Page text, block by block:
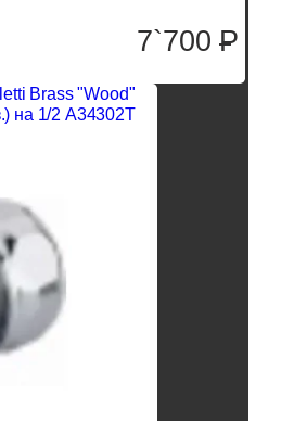
7`700P
Brass "Wood"
на 1/2 A34302T